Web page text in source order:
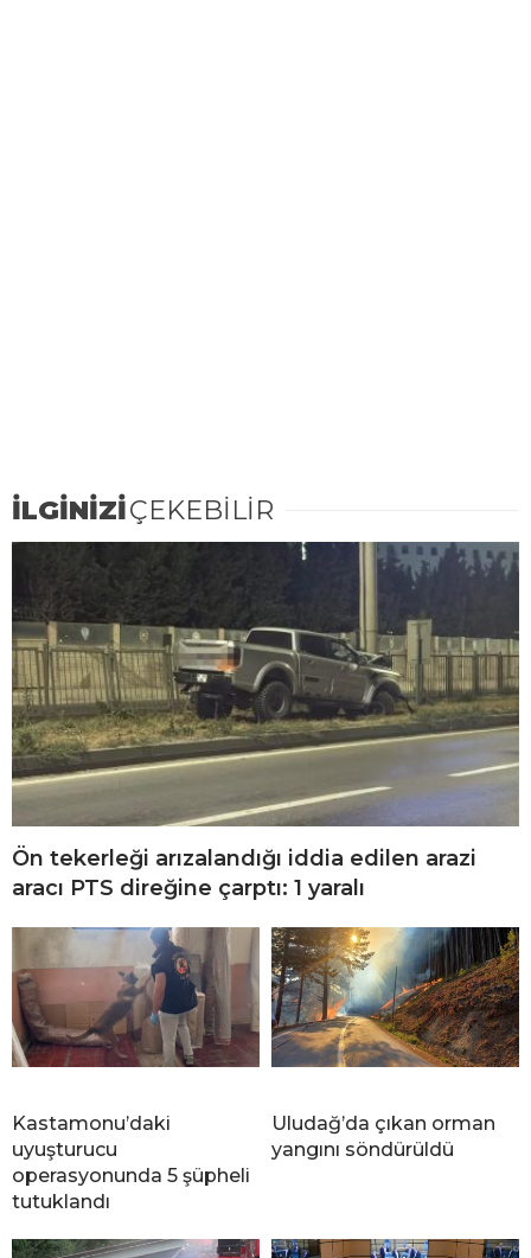
İLGİNİZİÇEKEBİLİR
Ön tekerleği arızalandığı iddia edilen arazi
aracı PTS direğine çarptı: 1 yaralı
Kastamonu’daki
uyuşturucu
operasyonunda 5 şüpheli
tutuklandı
Uludağ’da çıkan orman
yangını söndürüldü